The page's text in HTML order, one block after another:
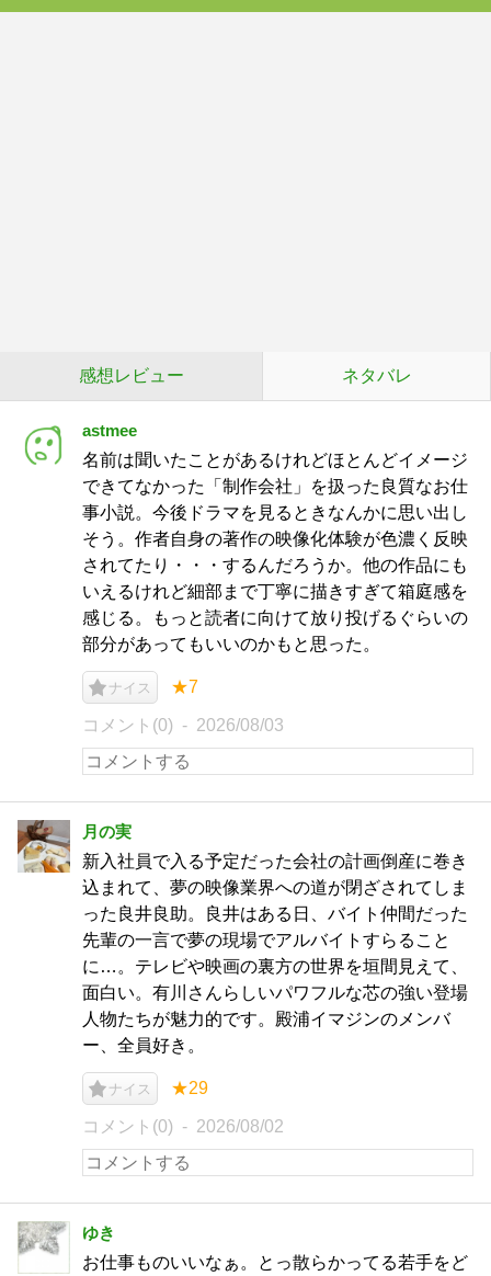
感想レビュー ネタバレ
astmee
名前は聞いたことがあるけれどほとんどイメージ
できてなかった「制作会社」を扱った良質なお仕
事小説。今後ドラマを見るときなんかに思い出し
そう。作者自身の著作の映像化体験が色濃く反映
されてたり・・・するんだろうか。他の作品にも
いえるけれど細部まで丁寧に描きすぎて箱庭感を
感じる。もっと読者に向けて放り投げるぐらいの
部分があってもいいのかもと思った。
ナイス ★7
コメント(0) 2026/08/03
月の実
新入社員で入る予定だった会社の計画倒産に巻き
込まれて、夢の映像業界への道が閉ざされてしま
った良井良助。良井はある日、バイト仲間だった
先輩の一言で夢の現場でアルバイトすらること
に…。テレビや映画の裏方の世界を垣間見えて、
面白い。有川さんらしいパワフルな芯の強い登場
人物たちが魅力的です。殿浦イマジンのメンバ
ー、全員好き。
ナイス ★29
コメント(0) 2026/08/02
ゆき
お仕事ものいいなぁ。とっ散らかってる若手をど